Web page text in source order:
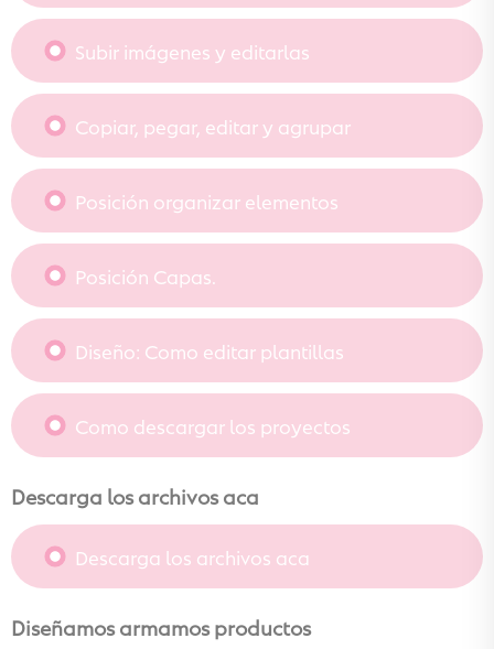
Subir imágenes y editarlas
Copiar, pegar, editar y agrupar
Posición organizar elementos
Posición Capas.
Diseño: Como editar plantillas
Como descargar los proyectos
Descarga los archivos aca
Descarga los archivos aca
Diseñamos armamos productos